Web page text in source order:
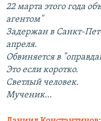
22 марта этого года
агентом"
Задержан в Санкт-
апреля.
Обвиняется в
Это если коротко.
Светлый человек.
Мученик…